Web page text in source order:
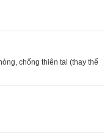
chống thiên tai (thay thế